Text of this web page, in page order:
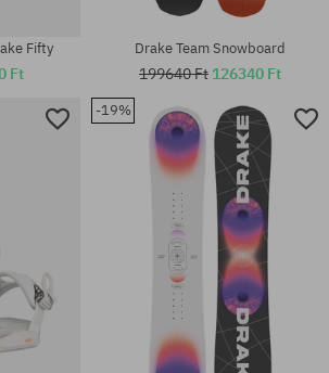
Elérhető méretek:
Fifty
Ft
Drake Team Snowboard
199640 Ft 126340 Ft
-19%